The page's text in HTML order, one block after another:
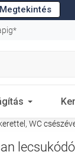
Megtekintés
WC